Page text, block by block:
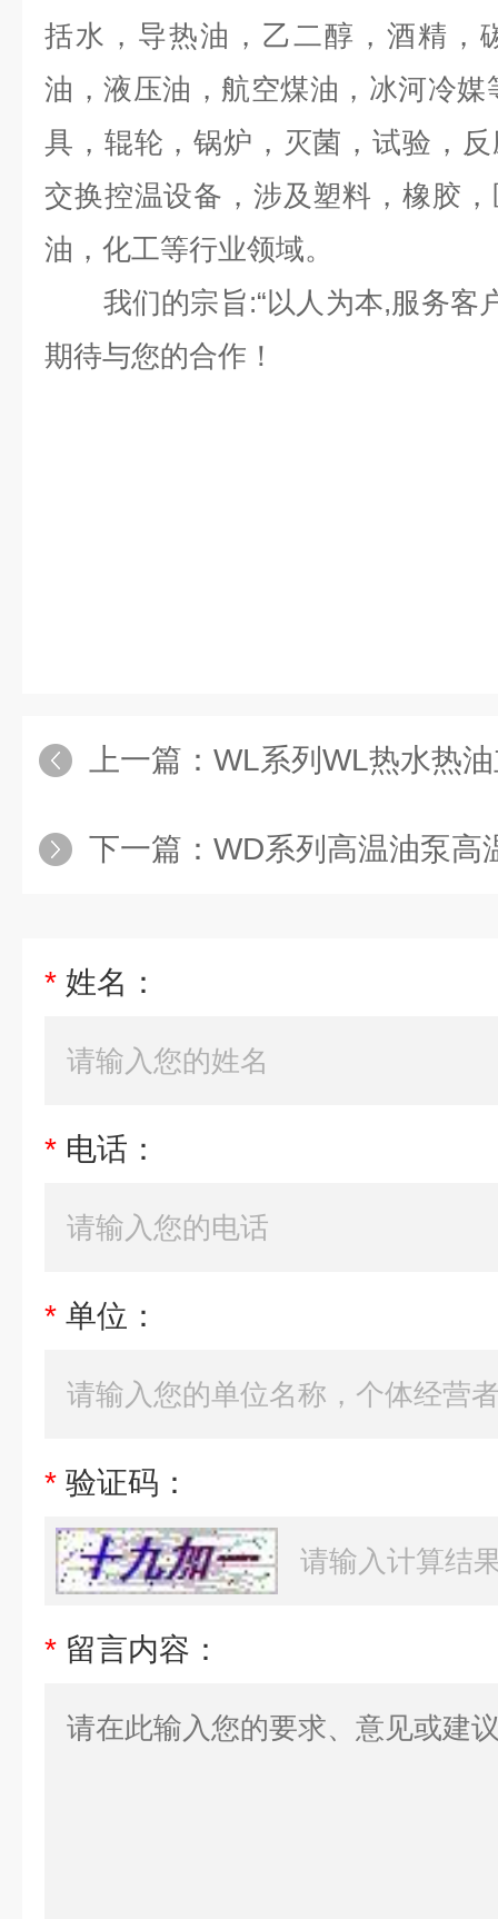
括水，导热油，乙二醇，酒精，
油，液压油，航空煤油，冰河冷
具，辊轮，锅炉，灭菌，试验，
交换控温设备，涉及塑料，橡胶
油，化工等行业领域。
我们的宗旨:“以人为本,服务客
期待与您的合作！
上一篇： WL系列WL热水热
下一篇： WD系列高温油泵高
* 姓名：
* 电话：
* 单位：
* 验证码：
* 留言内容：